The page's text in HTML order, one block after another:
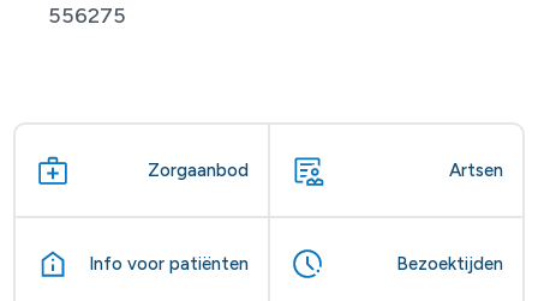
556275
Zorgaanbod Artsen
Info voor patiënten Bezoektijden